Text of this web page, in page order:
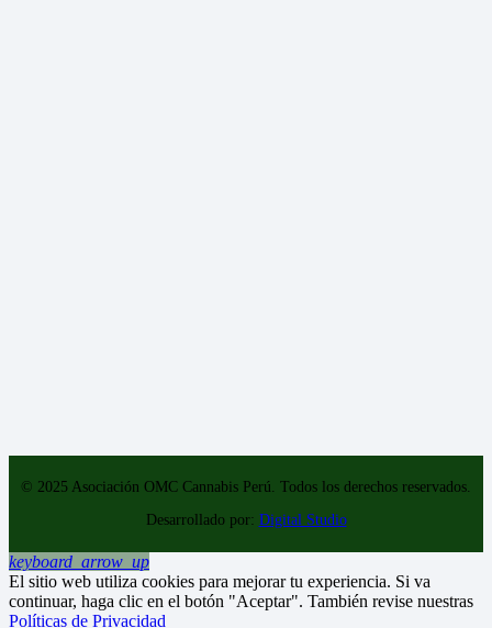
© 2025 Asociación OMC Cannabis Perú. Todos los derechos reservados.
Desarrollado por: Digital Studio
keyboard_arrow_up
El sitio web utiliza cookies para mejorar tu experiencia. Si va
continuar, haga clic en el botón "Aceptar". También revise nuestras
Políticas de Privacidad